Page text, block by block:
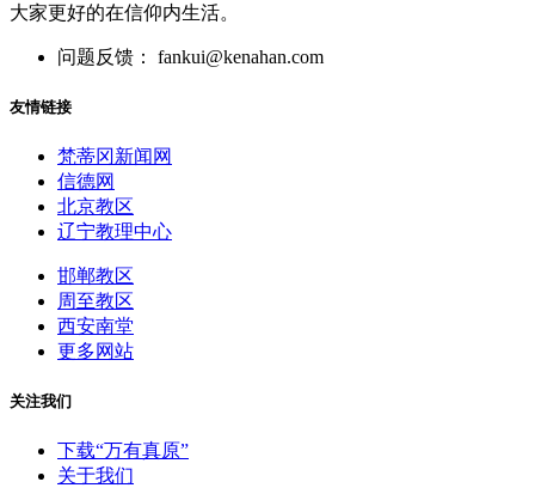
大家更好的在信仰内生活。
问题反馈： fankui@kenahan.com
友情链接
梵蒂冈新闻网
信德网
北京教区
辽宁教理中心
邯郸教区
周至教区
西安南堂
更多网站
关注我们
下载“万有真原”
关于我们